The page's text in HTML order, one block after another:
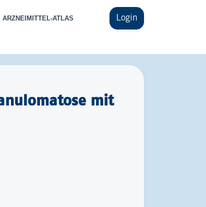
Login
ARZNEIMITTEL-ATLAS
mit